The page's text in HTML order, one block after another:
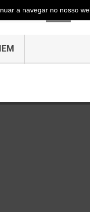
a navegar no nosso